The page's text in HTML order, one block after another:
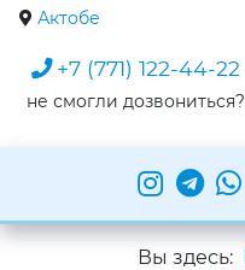
Актобе
+7 (771) 122-44-22
не смогли дозвониться?
Вы здесь: